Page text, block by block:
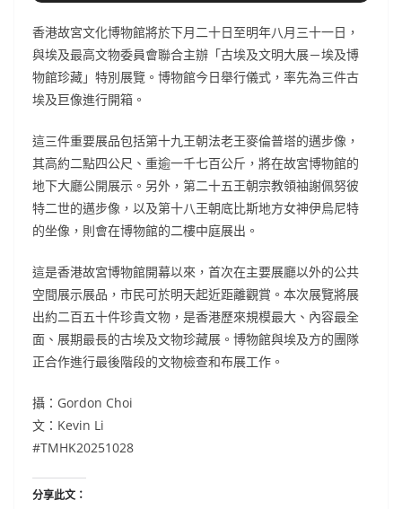
香港故宮文化博物館將於下月二十日至明年八月三十一日，
與埃及最高文物委員會聯合主辦「古埃及文明大展－埃及博
物館珍藏」特別展覽。博物館今日舉行儀式，率先為三件古
埃及巨像進行開箱。
這三件重要展品包括第十九王朝法老王麥倫普塔的邁步像，
其高約二點四公尺、重逾一千七百公斤，將在故宮博物館的
地下大廳公開展示。另外，第二十五王朝宗教領袖謝佩努彼
特二世的邁步像，以及第十八王朝底比斯地方女神伊烏尼特
的坐像，則會在博物館的二樓中庭展出。
這是香港故宮博物館開幕以來，首次在主要展廳以外的公共
空間展示展品，市民可於明天起近距離觀賞。本次展覽將展
出約二百五十件珍貴文物，是香港歷來規模最大、內容最全
面、展期最長的古埃及文物珍藏展。博物館與埃及方的團隊
正合作進行最後階段的文物檢查和布展工作。
攝：Gordon Choi
文：Kevin Li
#TMHK20251028
分享此文：